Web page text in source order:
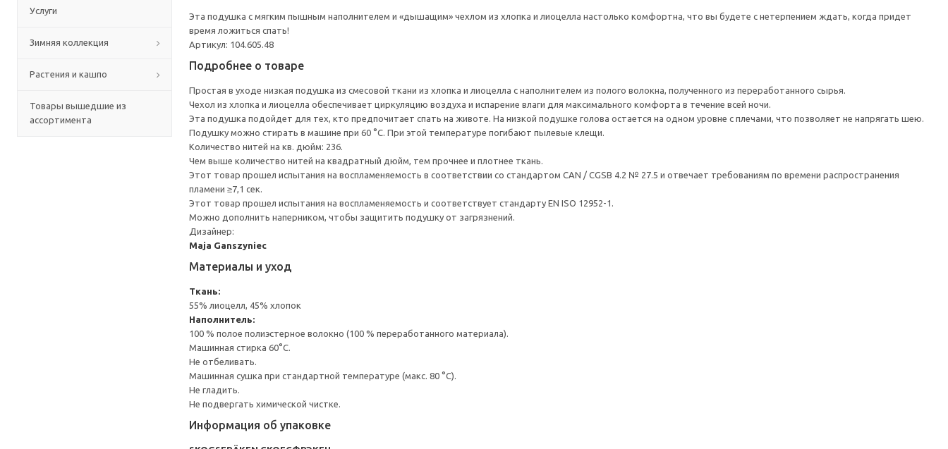
Услуги
Зимняя коллекция
Растения и кашпо
Товары вышедшие из
ассортимента
Эта подушка с мягким пышным наполнителем и «дышащим» чехлом из хлопка и лиоцелла настолько комфортна, что вы будете с нетерпением ждать, когда придет
время ложиться спать!
Артикул: 104.605.48
Подробнее о товаре
Простая в уходе низкая подушка из смесовой ткани из хлопка и лиоцелла с наполнителем из полого волокна, полученного из переработанного сырья.
Чехол из хлопка и лиоцелла обеспечивает циркуляцию воздуха и испарение влаги для максимального комфорта в течение всей ночи.
Эта подушка подойдет для тех, кто предпочитает спать на животе. На низкой подушке голова остается на одном уровне с плечами, что позволяет не напрягать шею.
Подушку можно стирать в машине при 60 °C. При этой температуре погибают пылевые клещи.
Количество нитей на кв. дюйм: 236.
Чем выше количество нитей на квадратный дюйм, тем прочнее и плотнее ткань.
Этот товар прошел испытания на воспламеняемость в соответствии со стандартом CAN / CGSB 4.2 № 27.5 и отвечает требованиям по времени распространения
пламени ≥7,1 сек.
Этот товар прошел испытания на воспламеняемость и соответствует стандарту EN ISO 12952-1.
Можно дополнить наперником, чтобы защитить подушку от загрязнений.
Дизайнер:
Maja Ganszyniec
Материалы и уход
Ткань:
55% лиоцелл, 45% хлопок
Наполнитель:
100 % полое полиэстерное волокно (100 % переработанного материала).
Машинная стирка 60°С.
Не отбеливать.
Машинная сушка при стандартной температуре (макс. 80 °C).
Не гладить.
Не подвергать химической чистке.
Информация об упаковке